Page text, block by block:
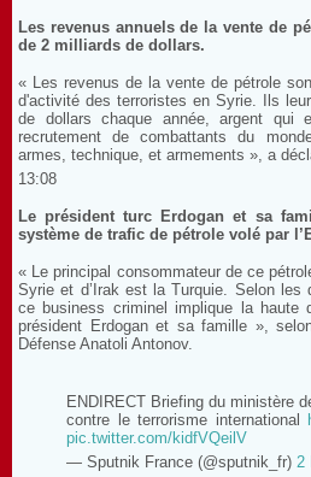
Les revenus annuels de la vente de
de 2 milliards de dollars.
« Les revenus de la vente de pétrole
d'activité des terroristes en Syrie. Ils
de dollars chaque année, argent qui
recrutement de combattants du
armes, technique, et armements », a
13:08
Le président turc Erdogan et sa
système de trafic de pétrole volé par
« Le principal consommateur de ce
Syrie et d’Irak est la Turquie. Selon les
ce business criminel implique la haute
président Erdogan et sa famille »,
Défense Anatoli Antonov.
ENDIRECT Briefing du ministère
contre le terrorisme international
pic.twitter.com/kidfVQeilV
— Sputnik France (@sputnik_fr) 2